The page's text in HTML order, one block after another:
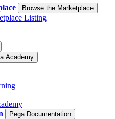
Browse the Marketplace
Listing
Academy
Pega Documentation